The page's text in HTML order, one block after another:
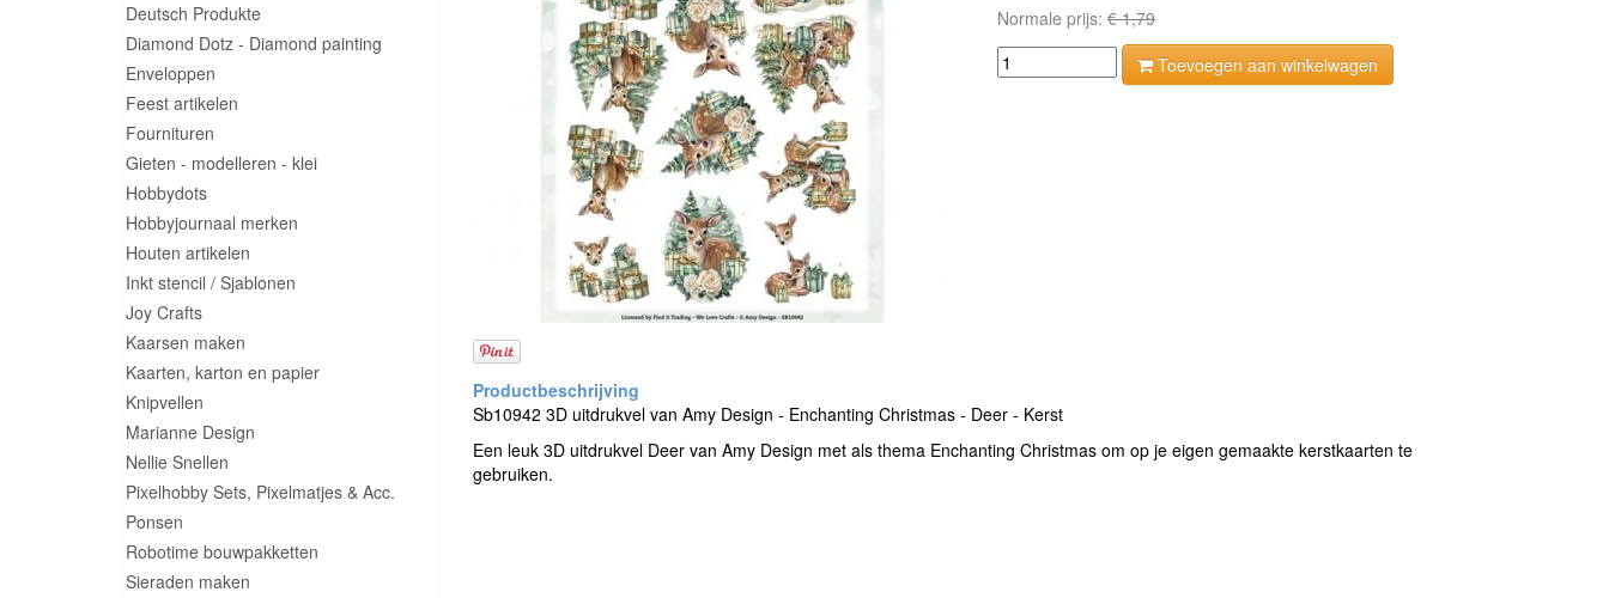
Deutsch Produkte
Diamond Dotz - Diamond painting
Enveloppen
Feest artikelen
Fournituren
Gieten - modelleren - klei
Hobbydots
Hobbyjournaal merken
Houten artikelen
Inkt stencil / Sjablonen
Joy Crafts
Kaarsen maken
Kaarten, karton en papier
Knipvellen
Marianne Design
Nellie Snellen
Pixelhobby Sets, Pixelmatjes & Acc.
Ponsen
Robotime bouwpakketten
Sieraden maken
Normale prijs:€ 1,79
Toevoegen aan winkelwagen
Sb10942 3D uitdrukvel van Amy Design - Enchanting Christmas - Deer - Kerst
Een leuk 3D uitdrukvel Deer van Amy Design met als thema Enchanting Christmas om op je eigen gemaakte kerstkaarten te
gebruiken.